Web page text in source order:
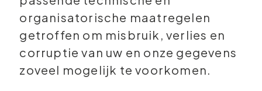
organisatorische maatregelen
getroffen om misbruik, verlies en
corruptie van uw en onze gegevens
zoveel mogelijk te voorkomen.